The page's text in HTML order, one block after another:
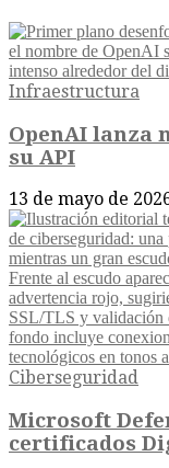
Infraestructura
OpenAI lanza
su API
13 de mayo de
Ciberseguridad
Microsoft
certificados